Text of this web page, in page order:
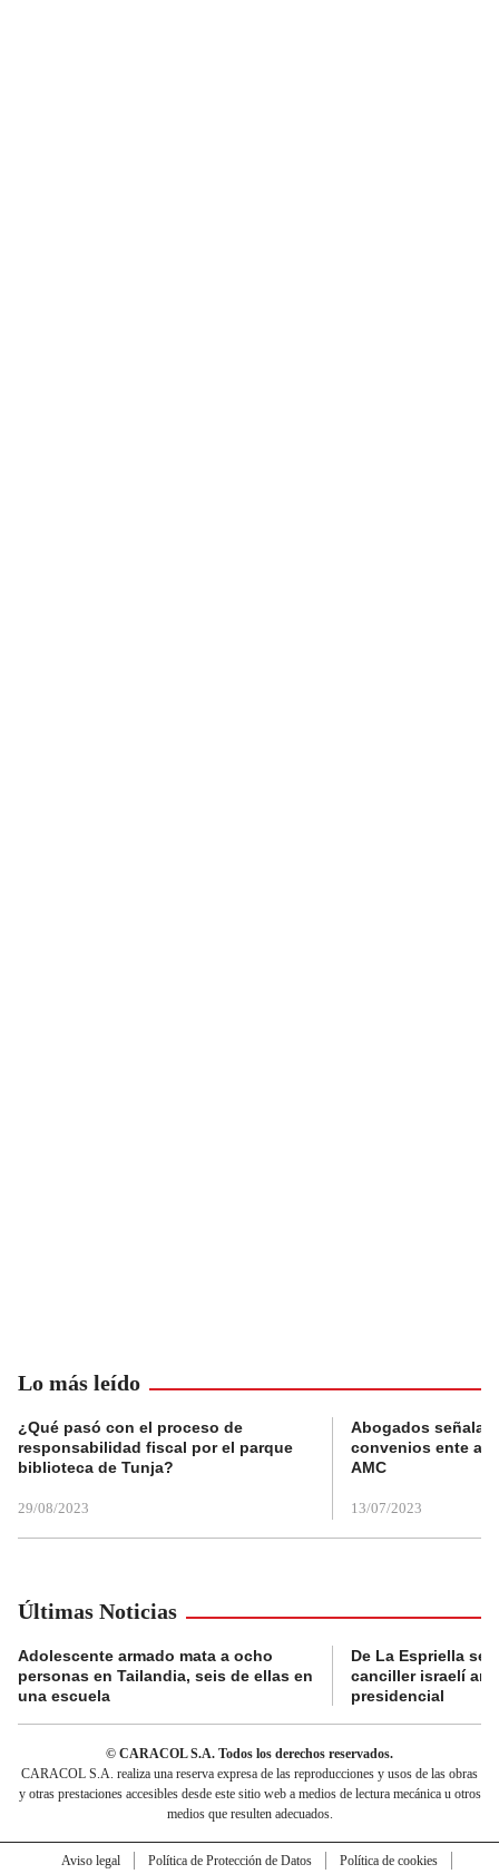
Lo más leído
¿Qué pasó con el proceso de
responsabilidad fiscal por el parque
biblioteca de Tunja?
29/08/2023
Abogados
convenios ente
AMC
13/07/2023
Últimas Noticias
Adolescente armado mata a ocho
personas en Tailandia, seis de ellas en
una escuela
De La Espriella se
canciller israelí
presidencial
© CARACOL S.A. Todos los derechos reservados.
CARACOL S.A. realiza una reserva expresa de las reproducciones y usos de las obras
y otras prestaciones accesibles desde este sitio web a medios de lectura mecánica u otros
medios que resulten adecuados.
Aviso legal Política de Protección de Datos
Política de cookies